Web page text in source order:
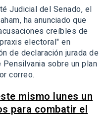
Judicial del Senado, el
ha anunciado que
creíbles de
electoral" en
de declaración jurada de
sobre un plan
correo.
mismo lunes un
para combatir el